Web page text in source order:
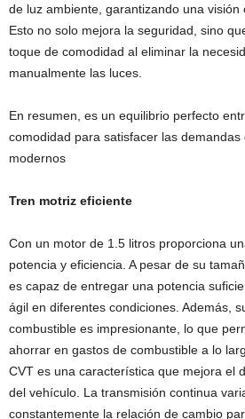
de luz ambiente, garantizando una visión
Esto no solo mejora la seguridad, sino
toque de comodidad al eliminar la
manualmente las luces.
En resumen, es un equilibrio perfecto
comodidad para satisfacer las
modernos
Tren motriz eficiente
Con un motor de 1.5 litros proporciona
potencia y eficiencia. A pesar de su
es capaz de entregar una potencia
ágil en diferentes condiciones. Además,
combustible es impresionante, lo que
ahorrar en gastos de combustible a lo
CVT es una característica que mejora el
del vehículo. La transmisión continua
constantemente la relación de cambio